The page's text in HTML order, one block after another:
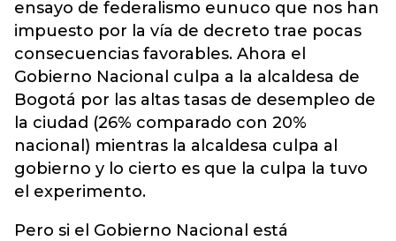
ensayo de federalismo eunuco que nos han
impuesto por la vía de decreto trae pocas
consecuencias favorables. Ahora el
Gobierno Nacional culpa a la alcaldesa de
Bogotá por las altas tasas de desempleo de
la ciudad (26% comparado con 20%
nacional) mientras la alcaldesa culpa al
gobierno y lo cierto es que la culpa la tuvo
el experimento.
Pero si el Gobierno Nacional está